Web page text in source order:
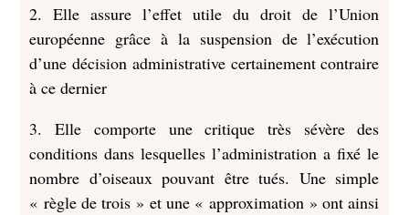
2. Elle assure l’effet utile du droit de l’Union
européenne grâce à la suspension de l’exécution
d’une décision administrative certainement contraire
à ce dernier
3. Elle comporte une critique très sévère des
conditions dans lesquelles l’administration a fixé le
nombre d’oiseaux pouvant être tués. Une simple
« règle de trois » et une « approximation » ont ainsi